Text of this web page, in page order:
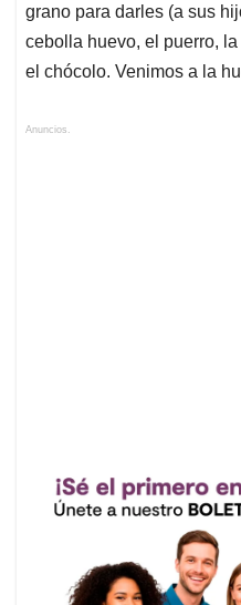
grano para darles (a sus
cebolla huevo, el puerro,
el chócolo. Venimos a la
Anuncios.